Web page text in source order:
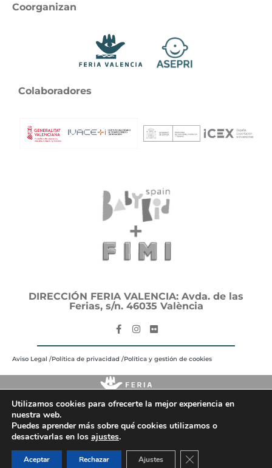
Coorganizan
Colaboradores
DIRECCIÓN FERIA VALENCIA: Avda. de las
Ferias, s/n. 46035 València
Aviso Legal /Política de privacidad /Política y gestión de cookies
Utilizamos cookies para ofrecerte la mejor experiencia en
nuestra web.
Puedes aprender más sobre qué cookies utilizamos o
desactivarlas en los ajustes.
Aceptar Rechazar Ajustes Cerrar el banner de